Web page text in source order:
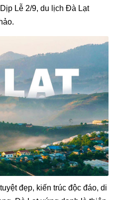
Lễ 2/9, du lịch Đà Lạt
đẹp, kiến trúc độc đáo, di